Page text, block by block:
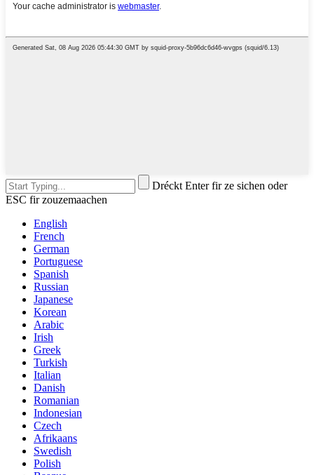
Dréckt Enter fir ze sichen oder
ESC fir zouzemaachen
English
French
German
Portuguese
Spanish
Russian
Japanese
Korean
Arabic
Irish
Greek
Turkish
Italian
Danish
Romanian
Indonesian
Czech
Afrikaans
Swedish
Polish